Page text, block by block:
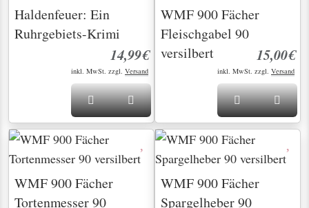
Haldenfeuer: Ein
Ruhrgebiets-Krimi
14,99€
inkl. MwSt. zzgl. Versand
WMF 900 Fächer
Fleischgabel 90
versilbert
15,00€
inkl. MwSt. zzgl. Versand
WMF 900 Fächer
Tortenmesser 90
WMF 900 Fächer
Spargelheber 90